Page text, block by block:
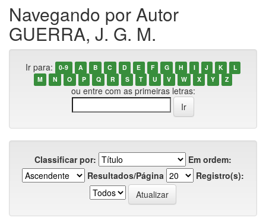
Navegando por Autor
GUERRA, J. G. M.
Ir para: 0-9 A B C D E F G H I J K
L
M
N O P Q R S T U V W X Y Z
ou entre com as primeiras letras:
Classificar por:
Em ordem:
Resultados/Página
Registro(s):